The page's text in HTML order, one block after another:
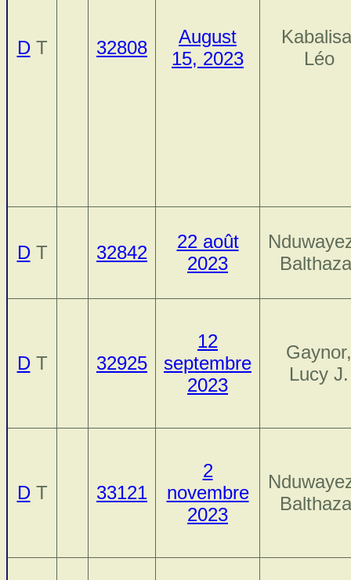
DT 32808
August
15, 2023
Léo
DT 32842
22 août
2023
DT 32925
12
septembre
2023
Gaynor,
Lucy J.
DT 33121
2
novembre
2023